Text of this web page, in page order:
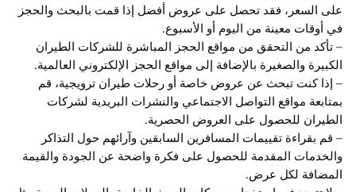
على السعر، فقد تحصل على عروض أفضل إذا قمت بالبحث والحجز
في أوقات معينة من اليوم أو الأسبوع.
– تأكد من التحقق من مواقع الحجز المباشرة للشركات الطيران
الكبيرة والصغيرة بالإضافة إلى مواقع الحجز الإلكتروني العالمية.
– إذا كنت تبحث عن عروض خاصة أو رحلات طيران ترويجية، قم
بمتابعة مواقع التواصل الاجتماعي والنشرات البريدية لشركات
الطيران للحصول على العروض الحصرية.
– قم بقراءة تقييمات المسافرين السابقين وآرائهم حول التذاكر
والخدمات المقدمة للحصول على فكرة واضحة عن الجودة والقيمة
المضافة لكل عرض.